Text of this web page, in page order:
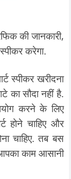
की जानकारी,
करेगा.
स्पीकर खरीदना
का सौदा नहीं है.
करने के लिए
चाहिए और
चाहिए. तब बस
काम आसानी